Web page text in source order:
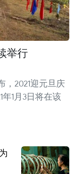
举行
，2021迎元旦庆
年1月3日将在该